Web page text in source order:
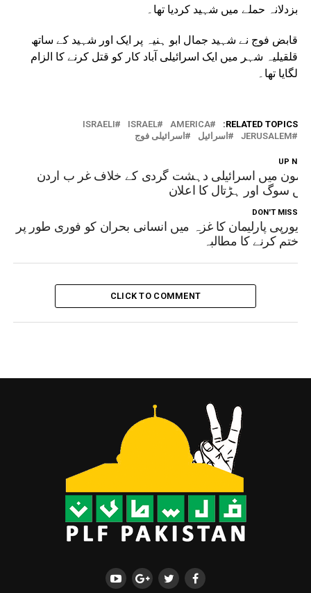
بزدلانہ حملے میں شہید کردیا تھا۔
قابض فوج نے شہید جمال ابو ہنیہ پر ایک اور شہید کے ساتھ
قلقیلیہ شہر میں ایک اسرائیلی آباد کار کو قتل کرنے کا الزام
لگایا تھا۔
RELATED TOPICS:
AMERICA
ISRAEL
ISRAELI
JERUSALEM
اسرائیل اسرائیلی فوج
UP
میں اسرائیلی دہشت گردی کے خلاف غر ب اردن
سوگ اور ہڑتال کا اعلان
DON'T MISS
یورپی پارلیمان کا غزہ میں انسانی بحران کو فوری طور پر
ختم کرنے کا مطالبہ
CLICK TO COMMENT